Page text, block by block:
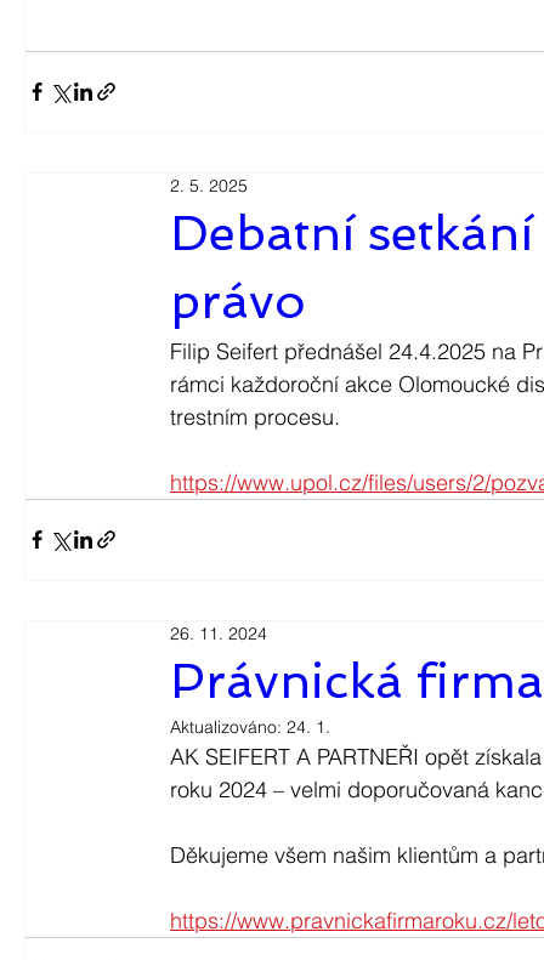
Debatní
právo
2. 5. 2025
Filip Seifert přednášel 24.4.2025 na
rámci každoroční akce Olomoucké
trestním procesu.
https://www.upol.cz/files/users/2/
Právnická
26. 11. 2024
Aktualizováno: 24. 1.
AK SEIFERT A PARTNEŘI opět
roku 2024 – velmi doporučovaná
Děkujeme všem našim klientům a
https://www.pravnickafirmaroku.cz/